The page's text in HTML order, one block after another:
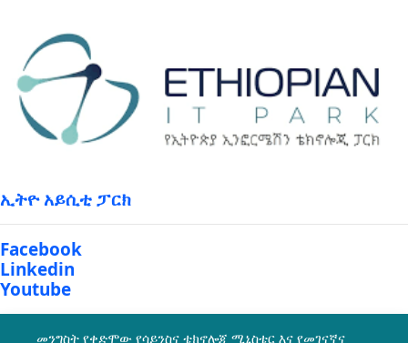
Facebook
Linkedin
Youtube
መንግስት የቀድሞው የሳይንስና ቴክኖሎጂ ሚኒስቴር እና የመገናኛና
ኢንፎርሜሽን ቴክኖሎጂ ሚኒስቴርን በማዋሃድ በ2011 ዓ.ም